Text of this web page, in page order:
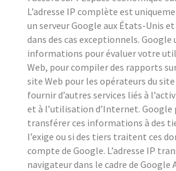
L’adresse IP complète est
un serveur Google aux États-Unis
dans des cas exceptionnels. Google
informations pour évaluer votre
Web, pour compiler des rapports
site Web pour les opérateurs du
fournir d’autres services liés à
et à l’utilisation d’Internet.
transférer ces informations à des
l’exige ou si des tiers traitent ces
compte de Google. L’adresse IP
navigateur dans le cadre de Google